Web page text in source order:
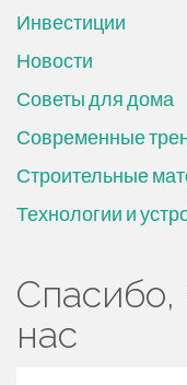
Инвестиции
Новости
Советы для дома
Современные
Строительные
Технологии и
Спасибо,
нас